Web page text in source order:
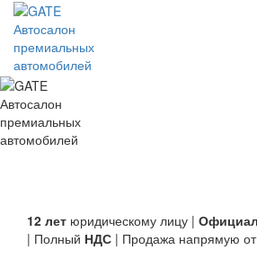
Автосалон
премиальных
автомобилей
Автосалон
премиальных
автомобилей
12 лет юридическому лицу |
| Полный НДС | Продажа напрямую от